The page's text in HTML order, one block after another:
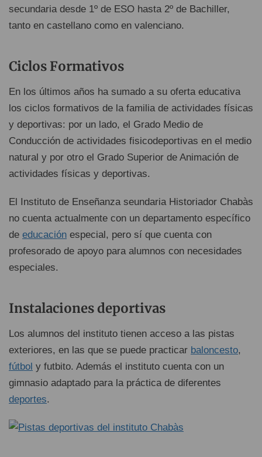
secundaria desde 1º de ESO hasta 2º de Bachiller,
tanto en castellano como en valenciano.
Ciclos Formativos
En los últimos años ha sumado a su oferta educativa
los ciclos formativos de la familia de actividades físicas
y deportivas: por un lado, el Grado Medio de
Conducción de actividades fisicodeportivas en el medio
natural y por otro el Grado Superior de Animación de
actividades físicas y deportivas.
El Instituto de Enseñanza seundaria Historiador Chabàs
no cuenta actualmente con un departamento específico
de educación especial, pero sí que cuenta con
profesorado de apoyo para alumnos con necesidades
especiales.
Instalaciones deportivas
Los alumnos del instituto tienen acceso a las pistas
exteriores, en las que se puede practicar baloncesto,
fútbol y futbito. Además el instituto cuenta con un
gimnasio adaptado para la práctica de diferentes
deportes.